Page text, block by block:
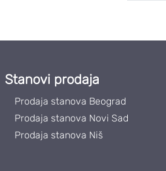
Stanovi prodaja
Prodaja stanova Beograd
Prodaja stanova Novi Sad
Prodaja stanova Niš